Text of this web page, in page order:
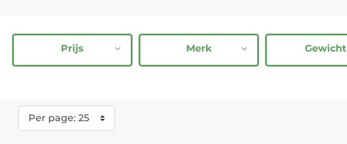
Prijs Merk Gewicht